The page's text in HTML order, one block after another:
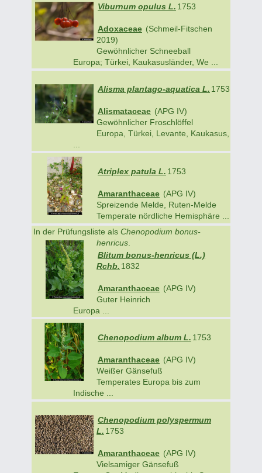
Viburnum opulus L. 1753
Adoxaceae (Schmeil-Fitschen
2019)
Gewöhnlicher Schneeball
Europa; Türkei, Kaukasusländer, We ...
Alisma plantago-aquatica L. 1753
Alismataceae (APG IV)
Gewöhnlicher Froschlöffel
Europa, Türkei, Levante, Kaukasus,
Atriplex patula L. 1753
Amaranthaceae (APG IV)
Spreizende Melde, Ruten-Melde
Temperate nördliche Hemisphäre ...
In der Prüfungsliste als Chenopodium bonus-
henricus
Blitum bonus-henricus (L.)
Rchb. 1832
Amaranthaceae (APG IV)
Guter Heinrich
Europa ...
Chenopodium album L. 1753
Amaranthaceae (APG IV)
Weißer Gänsefuß
Temperates Europa bis zum
Indische ...
Chenopodium polyspermum
L. 1753
Amaranthaceae (APG IV)
Vielsamiger Gänsefuß